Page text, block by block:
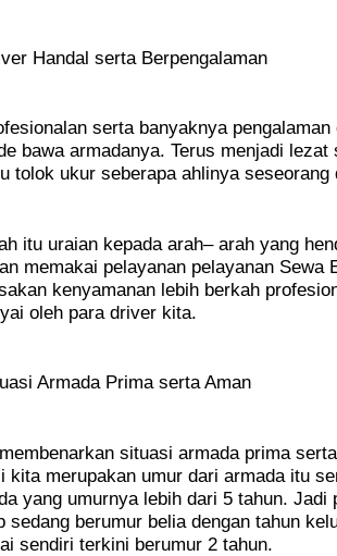
Handal serta Berpengalaman
serta banyaknya
bawa armadanya. Terus menjadi
tolok ukur seberapa ahlinya
itu uraian kepada arah– arah yang
memakai pelayanan pelayanan Sewa
kenyamanan lebih berkah
oleh para driver kita.
Armada Prima serta Aman
situasi armada prima
kita merupakan umur dari armada itu
yang umurnya lebih dari 5 tahun. Jadi
sedang berumur belia dengan tahun
sendiri terkini berumur 2 tahun.